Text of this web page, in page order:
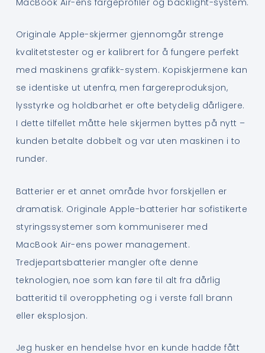
Originale Apple-skjermer gjennomgår strenge
kvalitetstester og er kalibrert for å fungere perfekt
med maskinens grafikk-system. Kopiskjermene kan
se identiske ut utenfra, men fargereproduksjon,
lysstyrke og holdbarhet er ofte betydelig dårligere.
I dette tilfellet måtte hele skjermen byttes på nytt –
kunden betalte dobbelt og var uten maskinen i to
runder.
Batterier er et annet område hvor forskjellen er
dramatisk. Originale Apple-batterier har sofistikerte
styringssystemer som kommuniserer med
MacBook Air-ens power management.
Tredjepartsbatterier mangler ofte denne
teknologien, noe som kan føre til alt fra dårlig
batteritid til overoppheting og i verste fall brann
eller eksplosjon.
Jeg husker en hendelse hvor en kunde hadde fått